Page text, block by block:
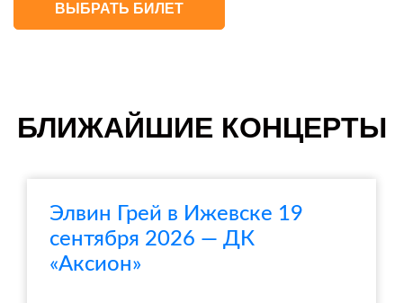
ВЫБРАТЬ БИЛЕТ
БЛИЖАЙШИЕ КОНЦЕРТЫ
Элвин Грей в Ижевске 19
сентября 2026 — ДК
«Аксион»